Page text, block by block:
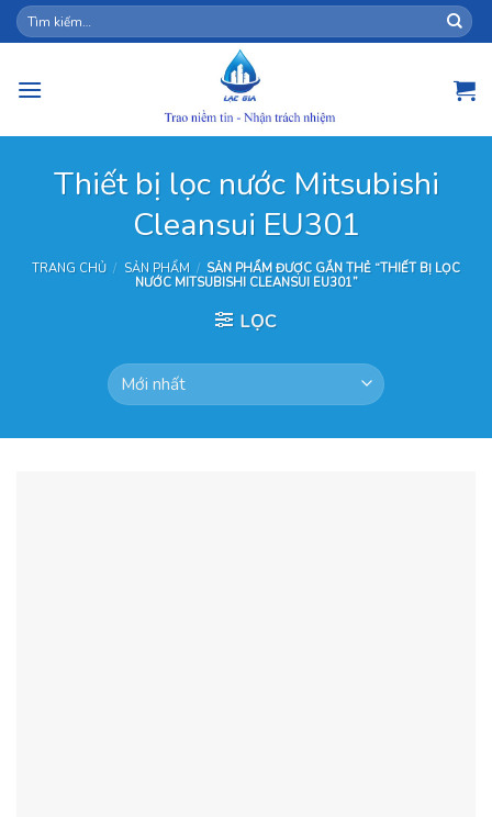
Skip
to
Tìm
kiếm:
Thiết bị lọc nước Mitsubishi
Cleansui EU301
TRANG CHỦ / SẢN PHẨM / SẢN PHẨM ĐƯỢC GẮN THẺ “THIẾT BỊ LỌC
NƯỚC MITSUBISHI CLEANSUI EU301”
LỌC